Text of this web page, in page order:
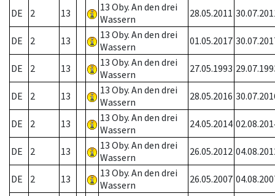
DE 2 13
13 Oby. An den drei
Wassern
28.05.2011
DE 2 13
13 Oby. An den drei
Wassern
01.05.2017
DE 2 13
13 Oby. An den drei
Wassern
27.05.1993
DE 2 13
13 Oby. An den drei
Wassern
28.05.2016
DE 2 13
13 Oby. An den drei
Wassern
24.05.2014
DE 2 13
13 Oby. An den drei
Wassern
26.05.2012
DE 2 13
13 Oby. An den drei
Wassern
26.05.2007